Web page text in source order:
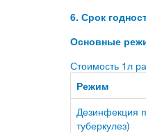
6. Срок
Основные
Стоимость 1л
Режим
Дезинфекция
туберкулез)